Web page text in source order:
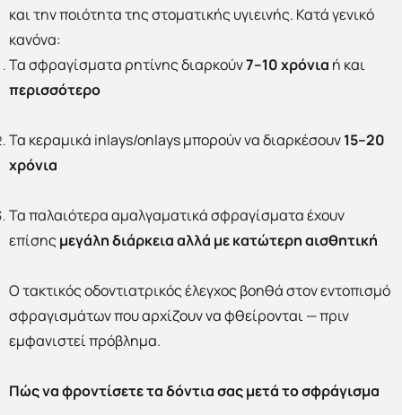
και την ποιότητα της στοματικής υγιεινής. Κατά γενικό
κανόνα:
Τα σφραγίσματα ρητίνης διαρκούν7–10 χρόνια ή και
περισσότερο
Τα κεραμικά inlays/onlays μπορούν να διαρκέσουν15–20
χρόνια
Τα παλαιότερα αμαλγαματικά σφραγίσματα έχουν
επίσηςμεγάλη διάρκειααλλά με κατώτερη αισθητική
Ο τακτικός οδοντιατρικός έλεγχος βοηθά στον εντοπισμό
σφραγισμάτων που αρχίζουν να φθείρονται — πριν
εμφανιστεί πρόβλημα.
Πώς να φροντίσετε τα δόντια σας μετά το σφράγισμα